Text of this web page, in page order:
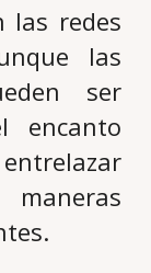
las redes
las
ser
encanto